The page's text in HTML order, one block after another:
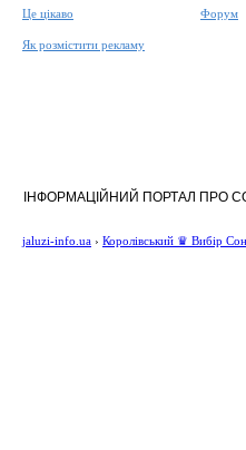
Це цікаво
Як розмістити рекламу
Форум
ІНФОРМАЦІЙНИЙ ПОРТАЛ ПРО
jaluzi-info.ua › Королівський ♛ Вибір